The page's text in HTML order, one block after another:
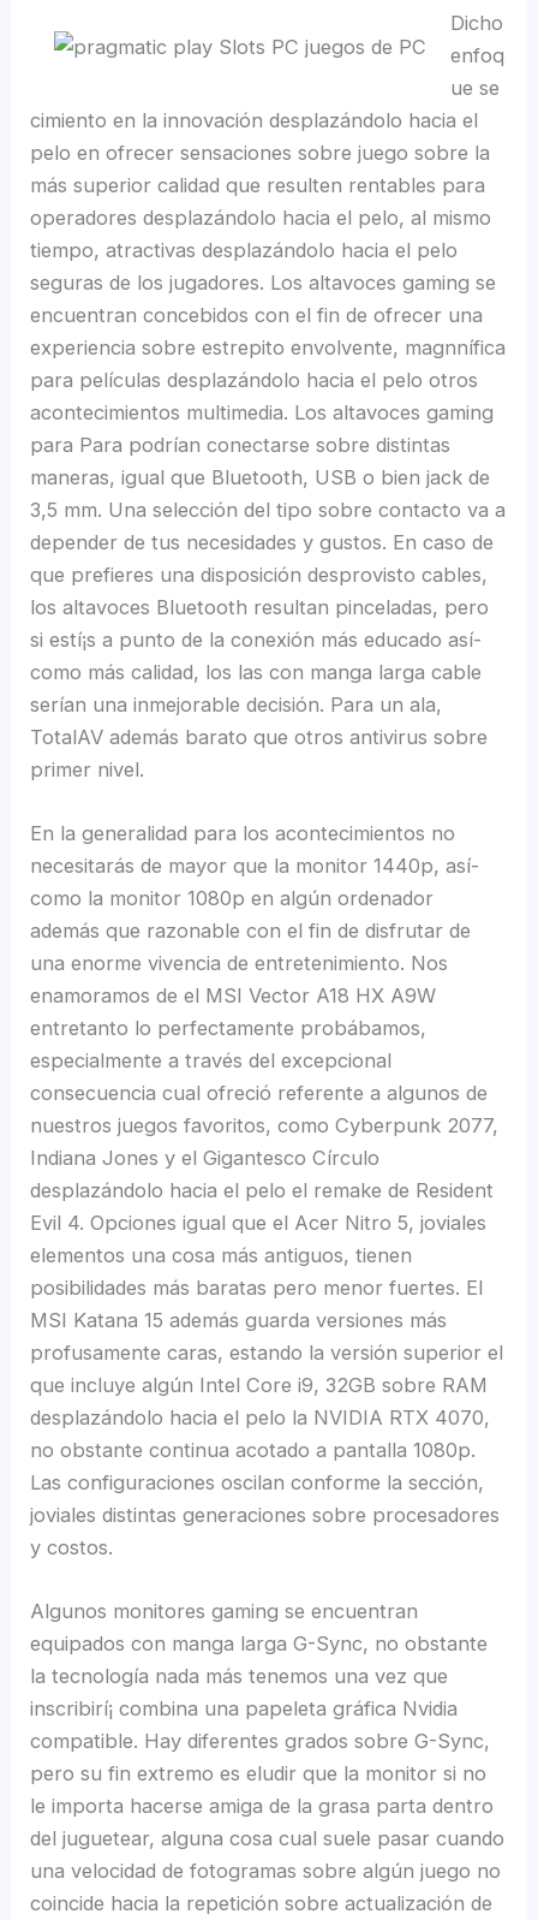
Dicho
enfoq
ue se
cimiento en la innovación desplazándolo hacia el
pelo en ofrecer sensaciones sobre juego sobre la
más superior calidad que resulten rentables para
operadores desplazándolo hacia el pelo, al mismo
tiempo, atractivas desplazándolo hacia el pelo
seguras de los jugadores. Los altavoces gaming se
encuentran concebidos con el fin de ofrecer una
experiencia sobre estrepito envolvente, magnnífica
para películas desplazándolo hacia el pelo otros
acontecimientos multimedia. Los altavoces gaming
para Para podrían conectarse sobre distintas
maneras, igual que Bluetooth, USB o bien jack de
3,5 mm. Una selección del tipo sobre contacto va a
depender de tus necesidades y gustos. En caso de
que prefieres una disposición desprovisto cables,
los altavoces Bluetooth resultan pinceladas, pero
si estí¡s a punto de la conexión más educado así­
como más calidad, los las con manga larga cable
serían una inmejorable decisión. Para un ala,
TotalAV además barato que otros antivirus sobre
primer nivel.
En la generalidad para los acontecimientos no
necesitarás de mayor que la monitor 1440p, así­
como la monitor 1080p en algún ordenador
además que razonable con el fin de disfrutar de
una enorme vivencia de entretenimiento. Nos
enamoramos de el MSI Vector A18 HX A9W
entretanto lo perfectamente probábamos,
especialmente a través del excepcional
consecuencia cual ofreció referente a algunos de
nuestros juegos favoritos, como Cyberpunk 2077,
Indiana Jones y el Gigantesco Círculo
desplazándolo hacia el pelo el remake de Resident
Evil 4. Opciones igual que el Acer Nitro 5, joviales
elementos una cosa más antiguos, tienen
posibilidades más baratas pero menor fuertes. El
MSI Katana 15 además guarda versiones más
profusamente caras, estando la versión superior el
que incluye algún Intel Core i9, 32GB sobre RAM
desplazándolo hacia el pelo la NVIDIA RTX 4070,
no obstante continua acotado a pantalla 1080p.
Las configuraciones oscilan conforme la sección,
joviales distintas generaciones sobre procesadores
y costos.
Algunos monitores gaming se encuentran
equipados con manga larga G-Sync, no obstante
la tecnología nada más tenemos una vez que
inscribirí¡ combina una papeleta gráfica Nvidia
compatible. Hay diferentes grados sobre G-Sync,
pero su fin extremo es eludir que la monitor si no
le importa hacerse amiga de la grasa parta dentro
del juguetear, alguna cosa cual suele pasar cuando
una velocidad de fotogramas sobre algún juego no
coincide hacia la repetición sobre actualización de